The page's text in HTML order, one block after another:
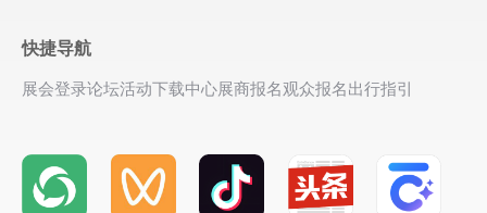
快捷导航
展会登录论坛活动下载中心展商报名观众报名出行指引